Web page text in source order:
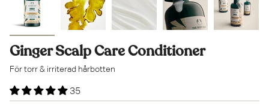
Ginger Scalp Care Conditioner
För torr & irriterad hårbotten
35